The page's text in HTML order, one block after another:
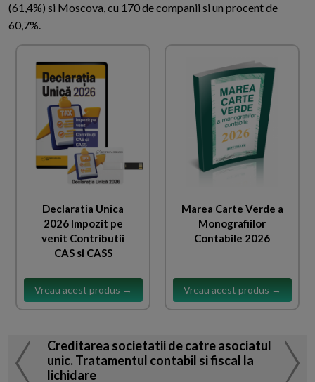
(61,4%) si Moscova, cu 170 de companii si un procent de
60,7%.
Declaratia Unica
2026 Impozit pe
venit Contributii
CAS si CASS
Vreau acest produs →
Marea Carte Verde a
Monografiilor
Contabile 2026
Vreau acest produs →
Creditarea societatii de catre asociatul
unic. Tratamentul contabil si fiscal la
lichidare